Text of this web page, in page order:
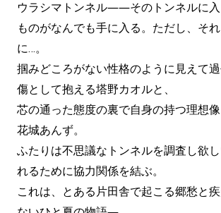
ウラシマトンネル――そのトンネルに
ものがなんでも手に入る。ただし、そ
に…。
掴みどころがない性格のように見えて
傷として抱える塔野カオルと、
芯の通った態度の裏で自身の持つ理想
花城あんず。
ふたりは不思議なトンネルを調査し欲
れるために協力関係を結ぶ。
これは、とある片田舎で起こる郷愁と